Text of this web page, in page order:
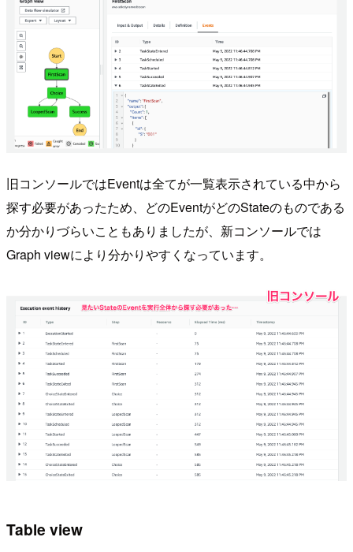
旧コンソールではEventは全てが一覧表示されている中から
探す必要があったため、どのEventがどのStateのものである
か分かりづらいこともありましたが、新コンソールでは
Graph viewにより分かりやすくなっています。
Table view